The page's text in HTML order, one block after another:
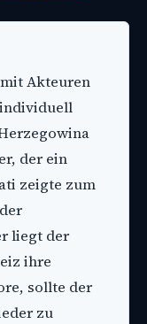
Akteuren
der ein
zeigte zum
liegt der
ihre
sollte der
zu